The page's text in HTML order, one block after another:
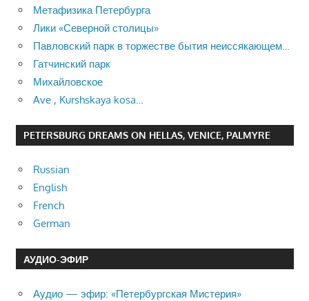
Метафизика Петербурга
Лики «Северной столицы»
Павловский парк в торжестве бытия неиссякающем…
Гатчинский парк
Михайловское
Ave , Kurshskaya kosa…
PETERSBURG DREAMS ON HELLAS, VENICE, PALMYRE
Russian
English
French
German
АУДИО-ЭФИР
Аудио — эфир: «Петербургская Мистерия»